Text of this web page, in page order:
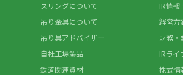
スリングについて
吊り金具について
吊り具アドバイザー
自社工場製品
鉄道関連資材
IR情報
経営方
財務・
IRライ
株式情